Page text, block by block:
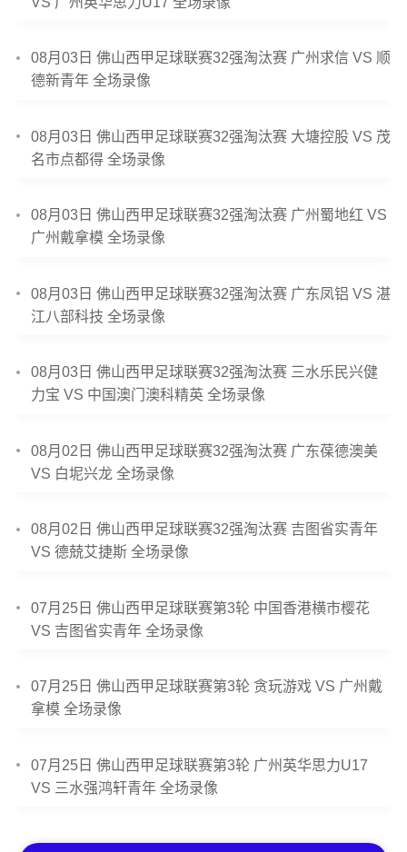
08月03日 佛山西甲足球联赛32强淘汰赛 广州求信 VS 顺
德新青年 全场录像
08月03日 佛山西甲足球联赛32强淘汰赛 大塘控股 VS 茂
名市点都得 全场录像
08月03日 佛山西甲足球联赛32强淘汰赛 广州蜀地红 VS
广州戴拿模 全场录像
08月03日 佛山西甲足球联赛32强淘汰赛 广东凤铝 VS 湛
江八部科技 全场录像
08月03日 佛山西甲足球联赛32强淘汰赛 三水乐民兴健
力宝 VS 中国澳门澳科精英 全场录像
08月02日 佛山西甲足球联赛32强淘汰赛 广东葆德澳美
VS 白坭兴龙 全场录像
08月02日 佛山西甲足球联赛32强淘汰赛 吉图省实青年
VS 德兢艾捷斯 全场录像
07月25日 佛山西甲足球联赛第3轮 中国香港横市樱花
VS 吉图省实青年 全场录像
07月25日 佛山西甲足球联赛第3轮 贪玩游戏 VS 广州戴
拿模 全场录像
07月25日 佛山西甲足球联赛第3轮 广州英华思力U17
VS 三水强鸿轩青年 全场录像